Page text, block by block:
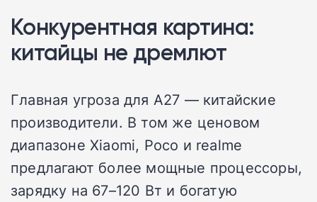
Конкурентная картина:
китайцы не дремлют
Главная угроза для A27 — китайские
производители. В том же ценовом
диапазоне Xiaomi, Poco и realme
предлагают более мощные процессоры,
зарядку на 67–120 Вт и богатую